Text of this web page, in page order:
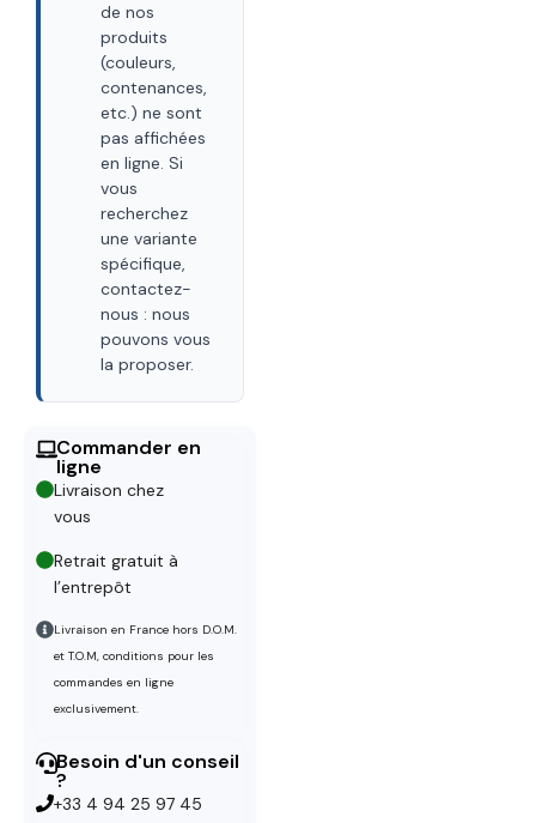
de nos
produits
(couleurs,
contenances,
etc.) ne sont
pas affichées
en ligne. Si
vous
recherchez
une variante
spécifique,
contactez-
nous : nous
pouvons vous
la proposer.
Commander en
ligne
Livraison chez
vous
Retrait gratuit à
l’entrepôt
Livraison en France hors D.O.M.
et T.O.M, conditions pour les
commandes en ligne
exclusivement.
Besoin d'un conseil
?
+33 4 94 25 97 45